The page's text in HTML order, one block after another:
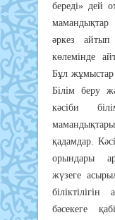
береді»
әркез
көлемінде
Бұл жұмыстар
Білім беру
кәсіби
қадамдар.
орындары
жүзеге
бәсекеге